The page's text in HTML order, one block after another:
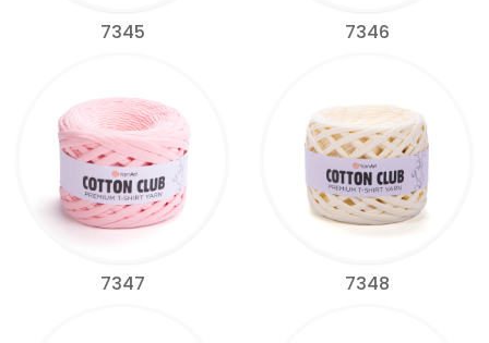
7345 7346
7347 7348